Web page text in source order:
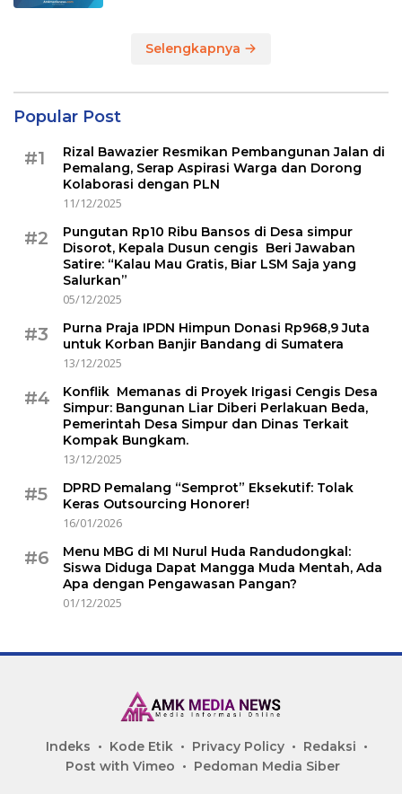
Selengkapnya
Popular Post
#1
Rizal Bawazier Resmikan Pembangunan Jalan di
Pemalang, Serap Aspirasi Warga dan Dorong
Kolaborasi dengan PLN
11/12/2025
#2
Pungutan Rp10 Ribu Bansos di Desa simpur
Disorot, Kepala Dusun cengis Beri Jawaban
Satire: “Kalau Mau Gratis, Biar LSM Saja yang
Salurkan”
05/12/2025
#3
Purna Praja IPDN Himpun Donasi Rp968,9 Juta
untuk Korban Banjir Bandang di Sumatera
13/12/2025
#4
Konflik Memanas di Proyek Irigasi Cengis Desa
Simpur: Bangunan Liar Diberi Perlakuan Beda,
Pemerintah Desa Simpur dan Dinas Terkait
Kompak Bungkam.
13/12/2025
#5
DPRD Pemalang “Semprot” Eksekutif: Tolak
Keras Outsourcing Honorer!
16/01/2026
#6
Menu MBG di MI Nurul Huda Randudongkal:
Siswa Diduga Dapat Mangga Muda Mentah, Ada
Apa dengan Pengawasan Pangan?
01/12/2025
Indeks Kode Etik Privacy Policy
Redaksi
Post with Vimeo
Pedoman Media Siber